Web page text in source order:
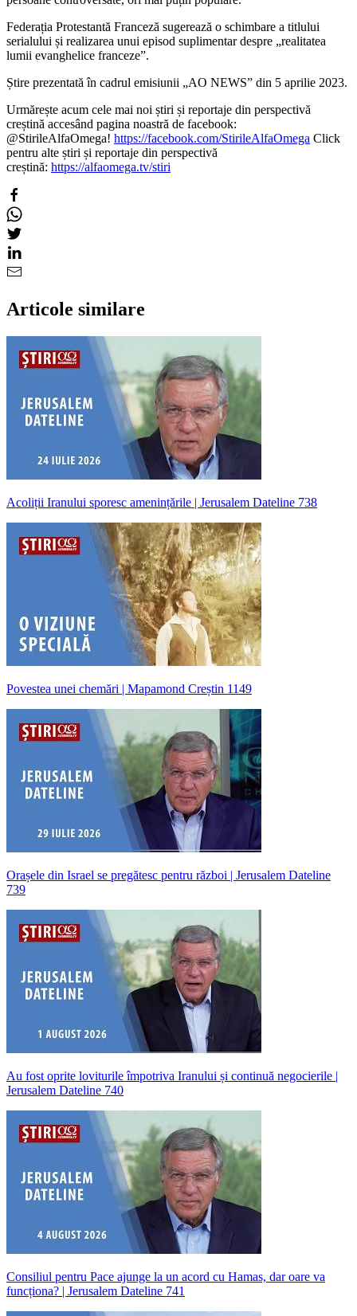
Federația Protestantă Franceză sugerează o schimbare a titlului
serialului și realizarea unui episod suplimentar despre „realitatea
lumii evanghelice franceze”.
Știre prezentată în cadrul emisiunii „AO NEWS” din 5 aprilie 2023.
Urmărește acum cele mai noi știri și reportaje din perspectivă
creștină accesând pagina noastră de facebook:
@StirileAlfaOmega! https://facebook.com/StirileAlfaOmega Click
pentru alte știri și reportaje din perspectivă
creștină: https://alfaomega.tv/stiri
Articole similare
Acoliții Iranului sporesc amenințările | Jerusalem Dateline 738
Povestea unei chemări | Mapamond Creștin 1149
Orașele din Israel se pregătesc pentru război | Jerusalem Dateline
739
Au fost oprite loviturile împotriva Iranului și continuă negocierile |
Jerusalem Dateline 740
Consiliul pentru Pace ajunge la un acord cu Hamas, dar oare va
funcționa? | Jerusalem Dateline 741